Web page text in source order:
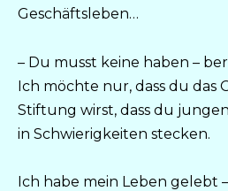
Geschäftsleben…
– Du musst keine haben –
Ich möchte nur, dass du das
Stiftung wirst, dass du
in Schwierigkeiten stecken.
Ich habe mein Leben gelebt